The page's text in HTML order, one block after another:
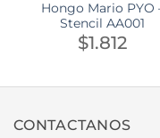
Hongo Mario PYO
Stencil AA001
$1.812
CONTACTANOS